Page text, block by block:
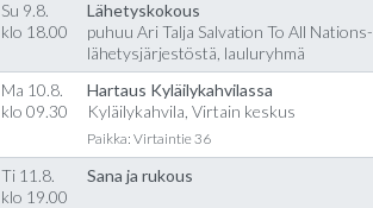
Su 9.8.
klo 18.00
Lähetyskokous
puhuu Ari Talja Salvation To All Nations-
lähetysjärjestöstä, lauluryhmä
Ma 10.8.
klo 09.30
Hartaus Kyläilykahvilassa
Kyläilykahvila, Virtain keskus
Paikka: Virtaintie 36
Ti 11.8.
klo 19.00
Sana ja rukous